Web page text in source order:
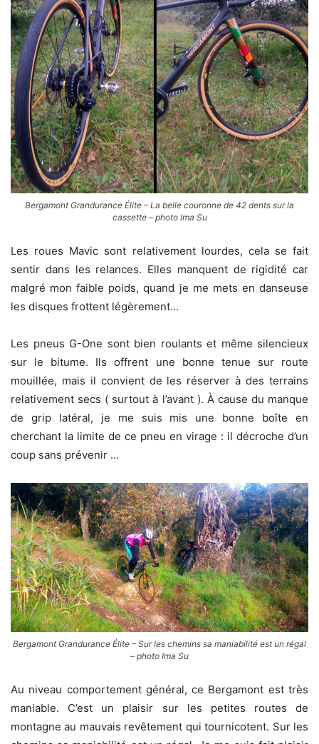
Bergamont Grandurance Élite – La belle couronne de 42 dents sur la
cassette – photo Ima Su
Les roues Mavic sont relativement lourdes, cela se fait
sentir dans les relances. Elles manquent de rigidité car
malgré mon faible poids, quand je me mets en danseuse
les disques frottent légèrement…
Les pneus G-One sont bien roulants et même silencieux
sur le bitume. Ils offrent une bonne tenue sur route
mouillée, mais il convient de les réserver à des terrains
relativement secs ( surtout à l’avant ). À cause du manque
de grip latéral, je me suis mis une bonne boîte en
cherchant la limite de ce pneu en virage : il décroche d’un
coup sans prévenir …
Bergamont Grandurance Élite – Sur les chemins sa maniabilité est un régal
– photo Ima Su
Au niveau comportement général, ce Bergamont est très
maniable. C’est un plaisir sur les petites routes de
montagne au mauvais revêtement qui tournicotent. Sur les